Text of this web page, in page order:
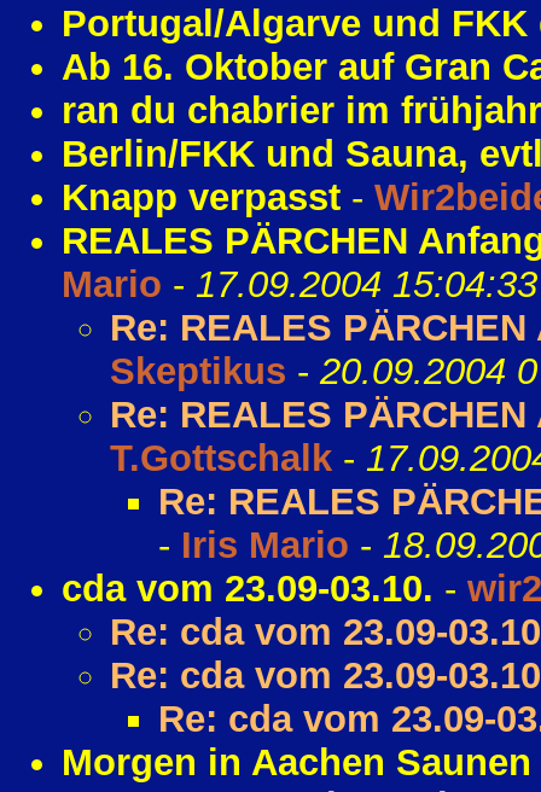
Portugal/Algarve und
Ab 16. Oktober auf Gran
ran du chabrier im frühjahr
Berlin/FKK und Sauna,
Knapp verpasst -
REALES PÄRCHEN
Mario - 17.09.2004 15:04:33
Re: REALES
Skeptikus - 20.09.2004
Re: REALES
T.Gottschalk -
Re: REALES
- Iris Mario -
cda vom 23.09-03.10. -
Re: cda vom 23.09-
Re: cda vom 23.09-
Re: cda vom 23.09-
Morgen in Aachen Saunen